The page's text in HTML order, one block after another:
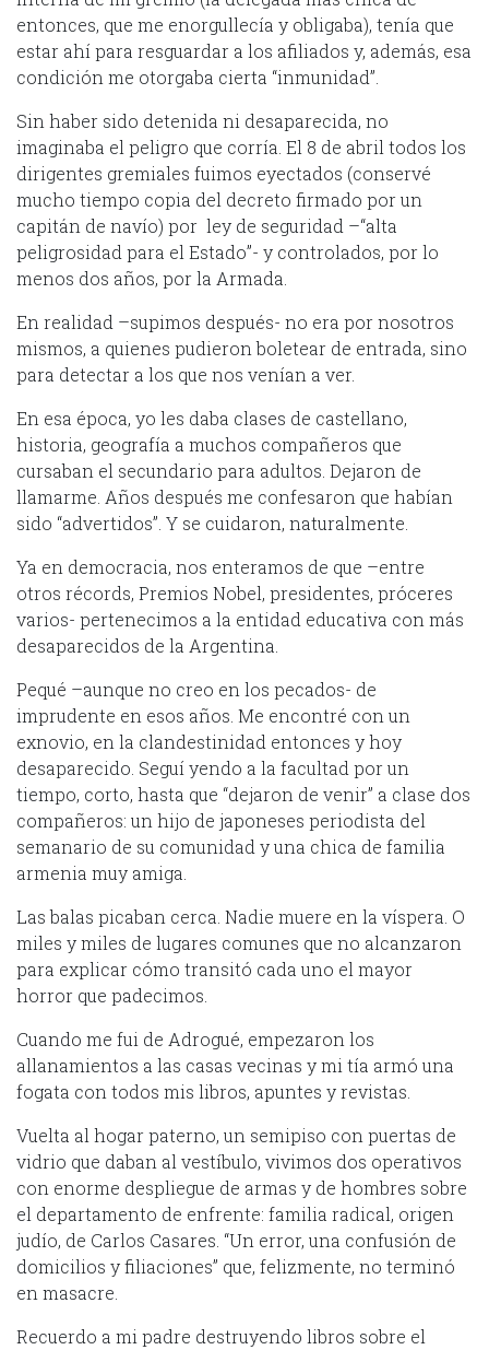
entonces, que me enorgullecía y obligaba), tenía que
estar ahí para resguardar a los afiliados y, además, esa
condición me otorgaba cierta “inmunidad”.
Sin haber sido detenida ni desaparecida, no
imaginaba el peligro que corría. El 8 de abril todos los
dirigentes gremiales fuimos eyectados (conservé
mucho tiempo copia del decreto firmado por un
capitán de navío) por ley de seguridad –“alta
peligrosidad para el Estado”- y controlados, por lo
menos dos años, por la Armada.
En realidad –supimos después- no era por nosotros
mismos, a quienes pudieron boletear de entrada, sino
para detectar a los que nos venían a ver.
En esa época, yo les daba clases de castellano,
historia, geografía a muchos compañeros que
cursaban el secundario para adultos. Dejaron de
llamarme. Años después me confesaron que habían
sido “advertidos”. Y se cuidaron, naturalmente.
Ya en democracia, nos enteramos de que –entre
otros récords, Premios Nobel, presidentes, próceres
varios- pertenecimos a la entidad educativa con más
desaparecidos de la Argentina.
Pequé –aunque no creo en los pecados- de
imprudente en esos años. Me encontré con un
exnovio, en la clandestinidad entonces y hoy
desaparecido. Seguí yendo a la facultad por un
tiempo, corto, hasta que “dejaron de venir” a clase dos
compañeros: un hijo de japoneses periodista del
semanario de su comunidad y una chica de familia
armenia muy amiga.
Las balas picaban cerca. Nadie muere en la víspera. O
miles y miles de lugares comunes que no alcanzaron
para explicar cómo transitó cada uno el mayor
horror que padecimos.
Cuando me fui de Adrogué, empezaron los
allanamientos a las casas vecinas y mi tía armó una
fogata con todos mis libros, apuntes y revistas.
Vuelta al hogar paterno, un semipiso con puertas de
vidrio que daban al vestíbulo, vivimos dos operativos
con enorme despliegue de armas y de hombres sobre
el departamento de enfrente: familia radical, origen
judío, de Carlos Casares. “Un error, una confusión de
domicilios y filiaciones” que, felizmente, no terminó
en masacre.
Recuerdo a mi padre destruyendo libros sobre el